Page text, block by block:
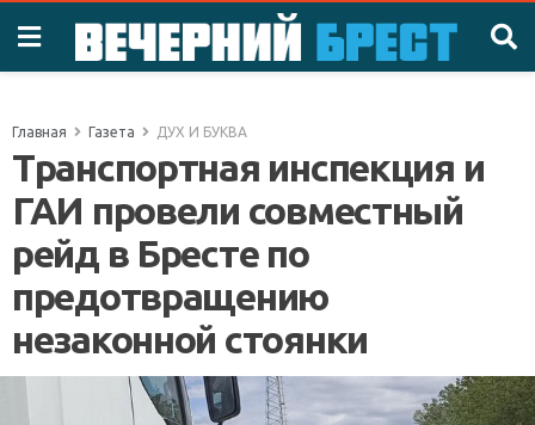
Главная Газета ДУХ И БУКВА
Транспортная инспекция и
ГАИ провели совместный
рейд в Бресте по
предотвращению
незаконной стоянки